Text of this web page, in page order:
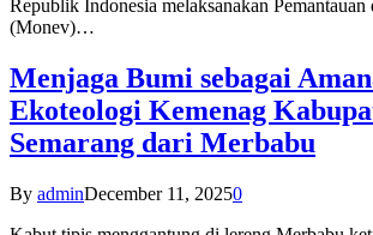
Republik Indonesia melaksanakan Pemantauan
(Monev)…
Menjaga Bumi sebagai
Ekoteologi Kemenag
Semarang dari Merbabu
By adminDecember 11, 20250